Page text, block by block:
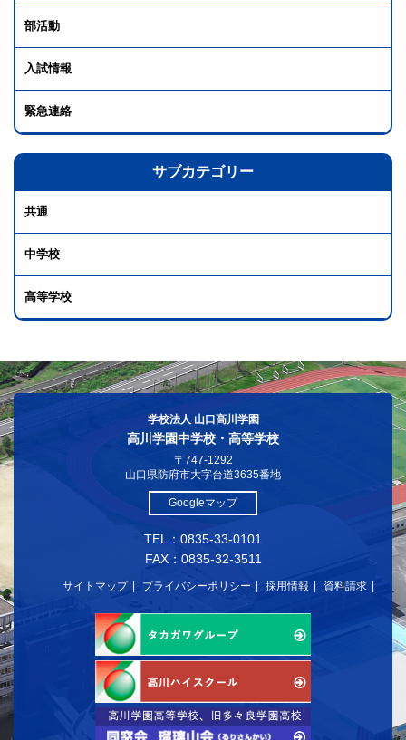
部活動
入試情報
緊急連絡
サブカテゴリー
共通
中学校
高等学校
学校法人 山口高川学園
高川学園中学校・高等学校
〒747-1292
山口県防府市大字台道3635番地
Googleマップ
TEL：0835-33-0101
FAX：0835-32-3511
サイトマップ プライバシーポリシー 採用情報 資料請求